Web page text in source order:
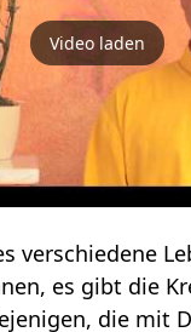
Video laden
verschiedene
es gibt die
die mit